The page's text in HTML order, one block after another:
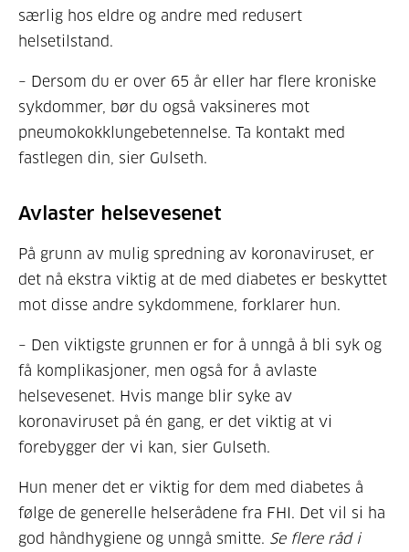
særlig hos eldre og andre med redusert
helsetilstand.
– Dersom du er over 65 år eller har flere kroniske
sykdommer, bør du også vaksineres mot
pneumokokklungebetennelse. Ta kontakt med
fastlegen din, sier Gulseth.
Avlaster helsevesenet
På grunn av mulig spredning av koronaviruset, er
det nå ekstra viktig at de med diabetes er beskyttet
mot disse andre sykdommene, forklarer hun.
– Den viktigste grunnen er for å unngå å bli syk og
få komplikasjoner, men også for å avlaste
helsevesenet. Hvis mange blir syke av
koronaviruset på én gang, er det viktig at vi
forebygger der vi kan, sier Gulseth.
Hun mener det er viktig for dem med diabetes å
følge de generelle helserådene fra FHI. Det vil si ha
god håndhygiene og unngå smitte.
Se flere råd i